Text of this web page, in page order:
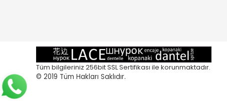
Tüm bilgileriniz 256bit SSL Sertifikası ile korunmaktadır.
© 2019 Tüm Hakları Saklıdır.